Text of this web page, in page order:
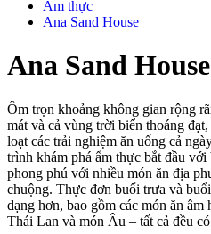
Ẩm thực
Ana Sand House
Ana Sand House
Ôm trọn khoảng không gian rộng
mát và cả vùng trời biển thoáng
loạt các trải nghiệm ăn uống cả
trình khám phá ẩm thực bắt đầu
phong phú với nhiều món ăn địa
chuộng. Thực đơn buổi trưa và
dạng hơn, bao gồm các món ăn
Thái Lan và món Âu – tất cả đều